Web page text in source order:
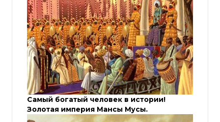
Самый богатый человек в истории!
Золотая империя Мансы Мусы.